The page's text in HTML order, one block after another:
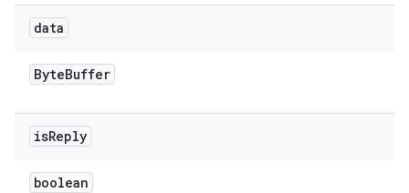
data
ByteBuffer
isReply
boolean